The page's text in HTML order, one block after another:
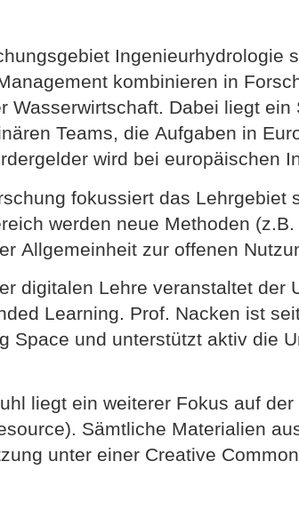
Ingenieurhydrologie
kombinieren in
Wasserwirtschaft. Dabei liegt
Teams, die Aufgaben in
wird bei europäischen
fokussiert das
werden neue Methoden
Allgemeinheit zur offenen
digitalen Lehre veranstaltet der
Learning. Prof. Nacken ist
Space und unterstützt aktiv die
liegt ein weiterer Fokus auf
Sämtliche Materialien
unter einer Creative